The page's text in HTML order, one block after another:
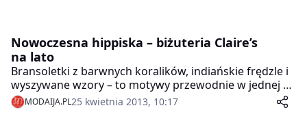
Nowoczesna hippiska – biżuteria Claire’s
na lato
Bransoletki z barwnych koralików, indiańskie frędzle i
wyszywane wzory – to motywy przewodnie w jednej z
linii z najnowszej kolekcji Claire’s. Idące z duchem
czasu i wpisujące się w sezonowe trendy, projekty
MODAIJA.PL25 kwietnia 2013, 10:17